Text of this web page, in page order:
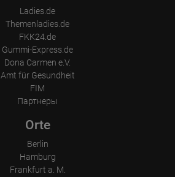
Ladies.de
Themenladies.de
FKK24.de
Gummi-Express.de
Dona Carmen e.V.
Amt für Gesundheit
FIM
Партнеры
Orte
Berlin
Hamburg
Frankfurt a. M.